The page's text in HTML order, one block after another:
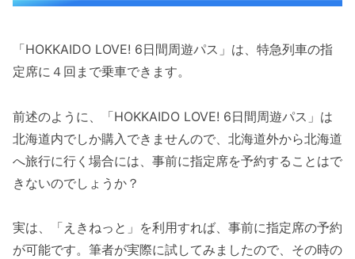
「HOKKAIDO LOVE! 6日間周遊パス」は、特急列車の指
定席に４回まで乗車できます。
前述のように、「HOKKAIDO LOVE! 6日間周遊パス」は
北海道内でしか購入できませんので、北海道外から北海道
へ旅行に行く場合には、事前に指定席を予約することはで
きないのでしょうか？
実は、「えきねっと」を利用すれば、事前に指定席の予約
が可能です。筆者が実際に試してみましたので、その時の